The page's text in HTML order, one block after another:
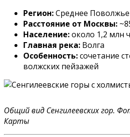
Регион:Среднее Поволжье
Расстояние от Москвы:
Население:около 1,2 млн
Главная река: Волга
Особенность:сочетание
волжских пейзажей
Общий вид Сенгилеевских гор.
Карты